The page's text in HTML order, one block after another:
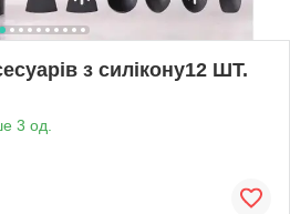
з силікону12 ШТ.
3 од.